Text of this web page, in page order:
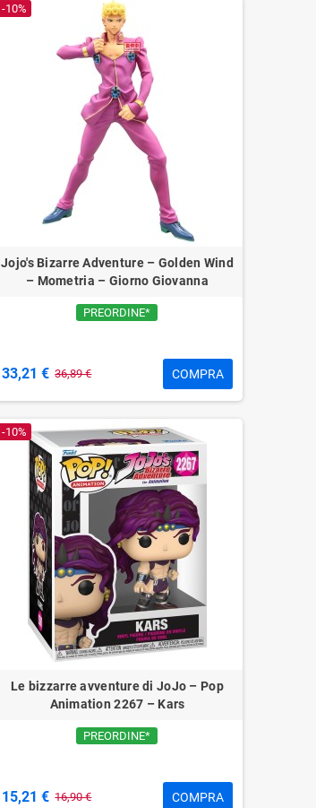
-10%
Jojo's Bizarre Adventure – Golden Wind
– Mometria – Giorno Giovanna
PREORDINE*
33,21 € 36,89 € COMPRA
-10%
Le bizzarre avventure di JoJo – Pop
Animation 2267 – Kars
PREORDINE*
15,21 € 16,90 € COMPRA